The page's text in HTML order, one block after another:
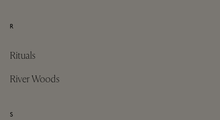
R
Rituals
River Woods
S